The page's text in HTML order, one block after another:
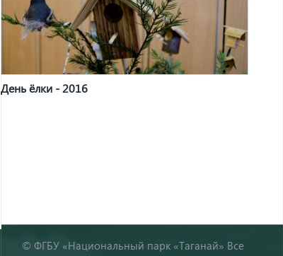
День ёлки - 2016
© ФГБУ «Национальный парк «Таганай» Все